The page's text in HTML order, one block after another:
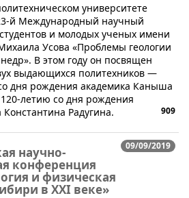
университете
й Международный научный
и молодых ученых имени
Усова «Проблемы геологии
В этом году он посвящен
выдающихся политехников —
дня рождения академика Каныша
летию со дня рождения
Радугина.
909
09/09/2019
научно-
конференция
и физическая
в ХХI веке»